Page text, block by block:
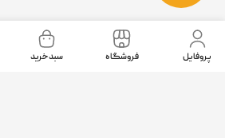
نمادهای اعتماد
پروفایل فروشگاه سبد خرید